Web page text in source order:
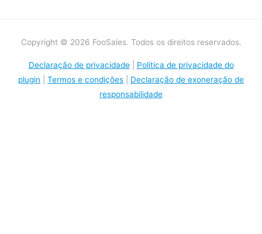
Copyright © 2026 FooSales. Todos os direitos reservados.
Declaração de privacidade| Política de privacidade do
plugin
Termos e condições
Declaração de exoneração de
responsabilidade